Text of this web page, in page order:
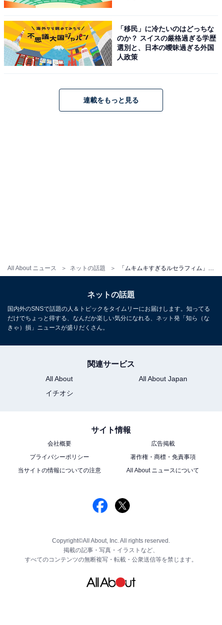
All About ニュース ネットの話題
「移民」に冷たいのはどっちな
のか？ スイスの厳格過ぎる学歴
選別と、日本の曖昧過ぎる外国
人政策
連載をもっと見る
ネットの話題
国内外のSNSで話題の人＆トピックをタイムリーにお届けします。知ってる
だけでちょっと得する、なんだか楽しい気分になれる、ネット発「知ら（な
きゃ）損」ニュースが盛りだくさん。
関連サービス
All About
All About Japan
イチオシ
サイト情報
会社概要
広告掲載
プライバシーポリシー
著作権・商標・免責事項
当サイトの情報についての注意
All About ニュースについて
Copyright©All About, Inc. All rights reserved.
掲載の記事・写真・イラストなど、
すべてのコンテンツの無断複写・転載・公衆送信等を禁じます。